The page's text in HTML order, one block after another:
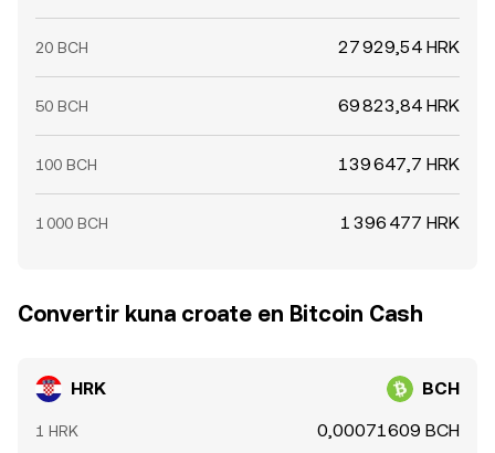
20 BCH 27 929,54 HRK
50 BCH 69 823,84 HRK
100 BCH 139 647,7 HRK
1 000 BCH 1 396 477 HRK
Convertir kuna croate en Bitcoin Cash
HRK BCH
1 HRK 0,00071609 BCH